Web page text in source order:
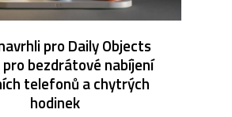
pro Daily Objects
bezdrátové nabíjení
telefonů a chytrých
hodinek